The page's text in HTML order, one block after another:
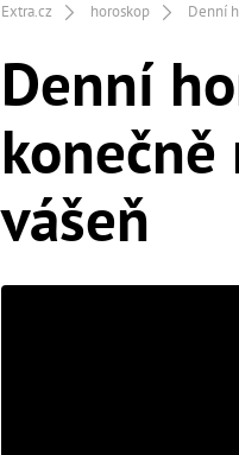
Extra.cz horoskop Denní
Denní
konečně
vášeň